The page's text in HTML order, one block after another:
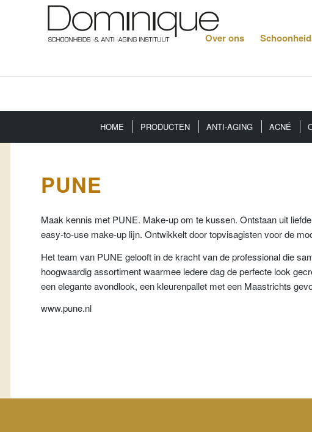
Over ons
HOME PRODUCTEN ANTI-AGING ACNÉ
PUNE
Maak kennis met PUNE. Make-up om te kussen. Ontstaan uit
easy-to-use make-up lijn. Ontwikkelt door topvisagisten voor de
Het team van PUNE gelooft in de kracht van de professional die
hoogwaardig assortiment waarmee iedere dag de perfecte look
een elegante avondlook, een kleurenpallet met een Maastrichts
www.pune.nl